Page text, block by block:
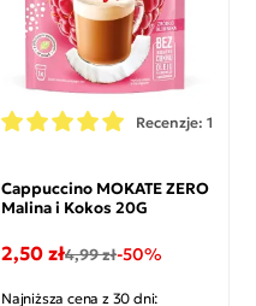
Recenzje: 1
Cappuccino MOKATE ZERO
Malina i Kokos 20G
2,50 zł4,99 zł-50%
Najniższa cena z 30 dni: